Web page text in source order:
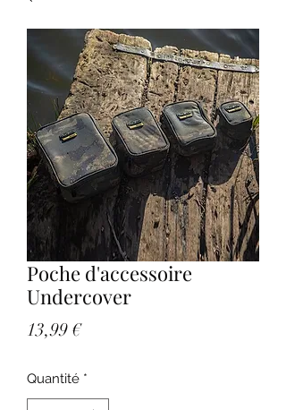
Poche d'accessoire
Undercover
13,99 €Prix
Quantité *